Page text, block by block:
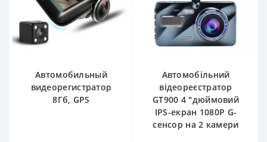
Автомобильный
видеорегистратор
8Гб, GPS
Автомобільний
відеореєстратор
GT900 4 "дюймовий
IPS-екран 1080P G-
сенсор на 2 камери